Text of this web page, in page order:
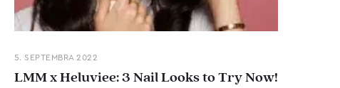
5. SEPTEMBRA 2022
LMM x Heluviee: 3 Nail Looks to Try Now!